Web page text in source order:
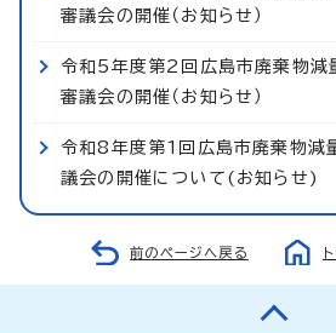
審議会の開催（お知らせ）
令和5年度第2回広島市廃棄物減
審議会の開催（お知らせ）
令和8年度第1回広島市廃棄物減
議会の開催について(お知らせ)
前のページへ戻る